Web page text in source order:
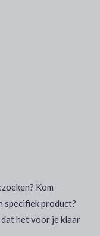
Kom
specifiek product?
dat het voor je klaar